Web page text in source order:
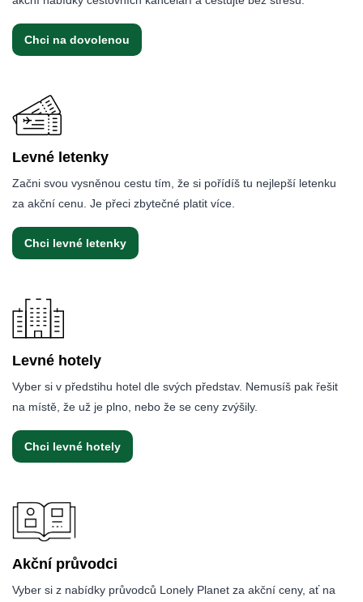
Chci na dovolenou
Levné letenky
Začni svou vysněnou cestu tím, že si pořídíš tu nejlepší letenku
za akční cenu. Je přeci zbytečné platit více.
Chci levné letenky
Levné hotely
Vyber si v předstihu hotel dle svých představ. Nemusíš pak řešit
na místě, že už je plno, nebo že se ceny zvýšily.
Chci levné hotely
Akční průvodci
Vyber si z nabídky průvodců Lonely Planet za akční ceny, ať na